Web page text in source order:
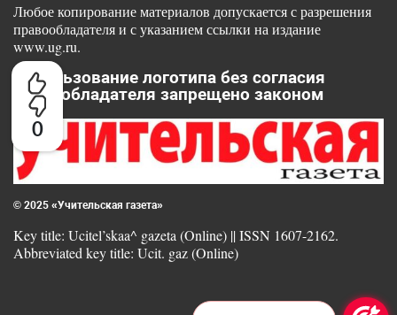
0
Любое копирование материалов допускается с разрешения
правообладателя и с указанием ссылки на издание
www.ug.ru.
Использование логотипа без согласия
правообладателя запрещено законом
© 2025 «Учительская газета»
Key title: Ucitel’skaa^ gazeta (Online) || ISSN 1607-2162.
Abbreviated key title: Ucit. gaz (Online)